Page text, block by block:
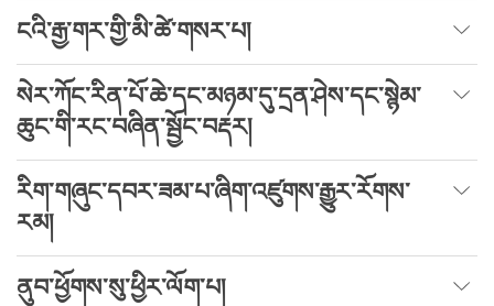
ངའི་རྒྱ་གར་གྱི་མི་ཚེ་གསར་པ།
སེར་ཀོང་རིན་པོ་ཆེ་དང་མཉམ་དུ་དྲན་ཤེས་དང་སྙེམ་
ཆུང་གི་རང་བཞིན་སྦྱོང་བརྡར།
རིག་གཞུང་དབར་ཟམ་པ་ཞིག་འཛུགས་རྒྱུར་རོགས་
རམ།
ནུབ་ཕྱོགས་སུ་ཕྱིར་ལོག་པ།